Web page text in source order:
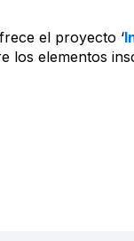
el proyecto ‘
los elementos